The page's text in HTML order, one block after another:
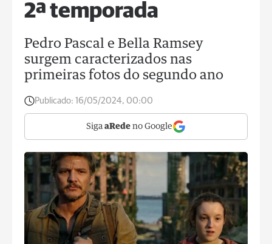
2ª temporada
Pedro Pascal e Bella Ramsey
surgem caracterizados nas
primeiras fotos do segundo ano
Publicado: 16/05/2024, 00:00
Siga aRede no Google